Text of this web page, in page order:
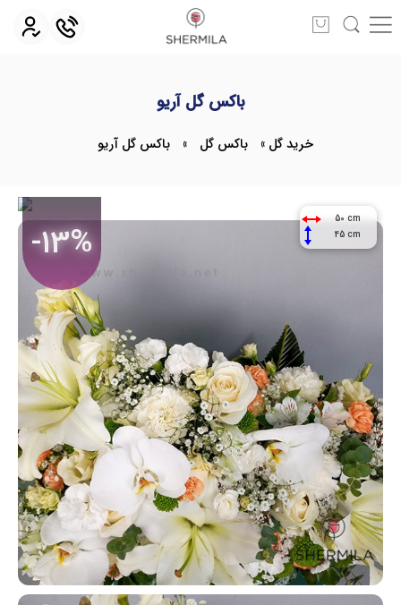
باکس گل آریو
خرید گل » باکس گل » باکس گل آریو
-13%
50 cm
45 cm